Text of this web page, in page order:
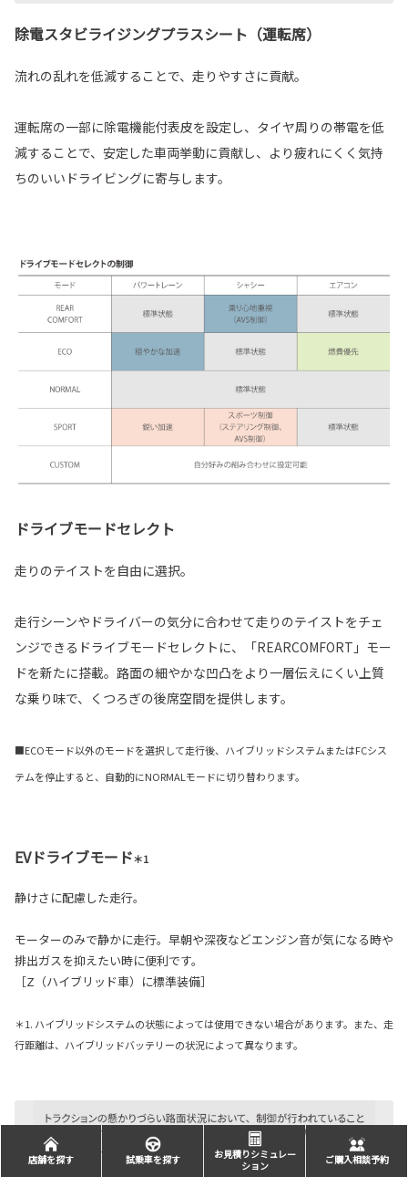
除電スタビライジングプラスシート（運転席）
流れの乱れを低減することで、走りやすさに貢献。
運転席の一部に除電機能付表皮を設定し、タイヤ周りの帯電を低
減することで、安定した車両挙動に貢献し、より疲れにくく気持
ちのいいドライビングに寄与します。
ドライブモードセレクト
走りのテイストを自由に選択。
走行シーンやドライバーの気分に合わせて走りのテイストをチェ
ンジできるドライブモードセレクトに、「REARCOMFORT」モー
ドを新たに搭載。路面の細やかな凹凸をより一層伝えにくい上質
な乗り味で、くつろぎの後席空間を提供します。
■ECOモード以外のモードを選択して走行後、ハイブリッドシステムまたはFCシス
テムを停止すると、自動的にNORMALモードに切り替わります。
EVドライブモード＊1
静けさに配慮した走行。
モーターのみで静かに走行。早朝や深夜などエンジン音が気になる時や
排出ガスを抑えたい時に便利です。
［Z（ハイブリッド車）に標準装備］
＊1. ハイブリッドシステムの状態によっては使用できない場合があります。また、走
行距離は、ハイブリッドバッテリーの状況によって異なります。
店舗を探す 試乗車を探す
お見積りシミュレー
ション
ご購入相談予約